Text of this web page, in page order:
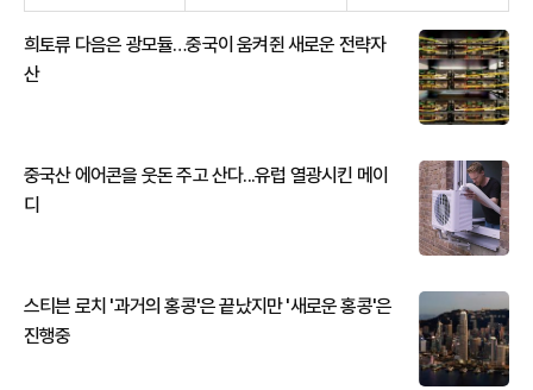
희토류 다음은 광모듈…중국이 움켜쥔 새로운 전략자
산
중국산 에어콘을 웃돈 주고 산다...유럽 열광시킨 메이
디
스티븐 로치 '과거의 홍콩'은 끝났지만 '새로운 홍콩'은
진행중